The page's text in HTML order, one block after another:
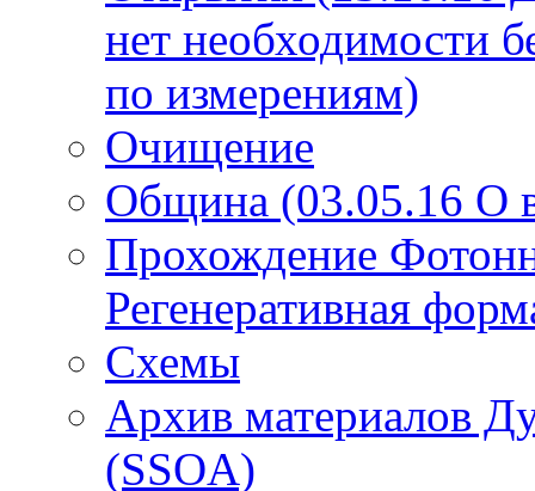
нет необходимости
по измерениям)
Очищение
Община (03.05.16 О
Прохождение
Регенеративная
Схемы
Архив материалов
(SSOA)